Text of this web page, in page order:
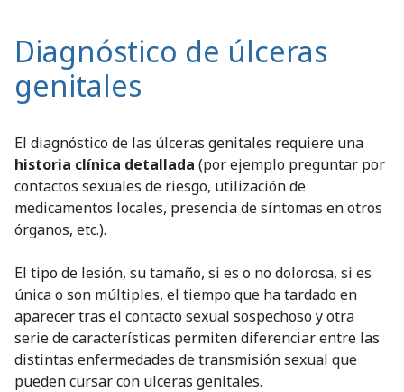
Diagnóstico de úlceras
genitales
El diagnóstico de las úlceras genitales requiere una
historia clínica detallada (por ejemplo preguntar por
contactos sexuales de riesgo, utilización de
medicamentos locales, presencia de síntomas en otros
órganos, etc.).
El tipo de lesión, su tamaño, si es o no dolorosa, si es
única o son múltiples, el tiempo que ha tardado en
aparecer tras el contacto sexual sospechoso y otra
serie de características permiten diferenciar entre las
distintas enfermedades de transmisión sexual que
pueden cursar con ulceras genitales.